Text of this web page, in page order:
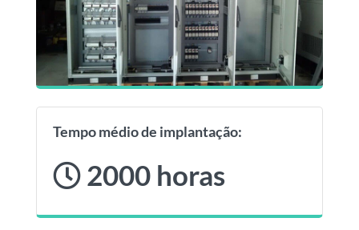
Tempo médio de implantação:
2000 horas